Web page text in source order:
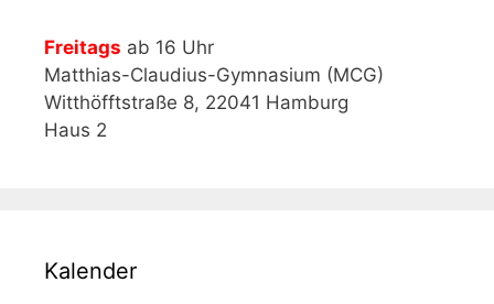
Freitags ab 16 Uhr
Matthias-Claudius-Gymnasium (MCG)
Witthöfftstraße 8, 22041 Hamburg
Haus 2
Kalender